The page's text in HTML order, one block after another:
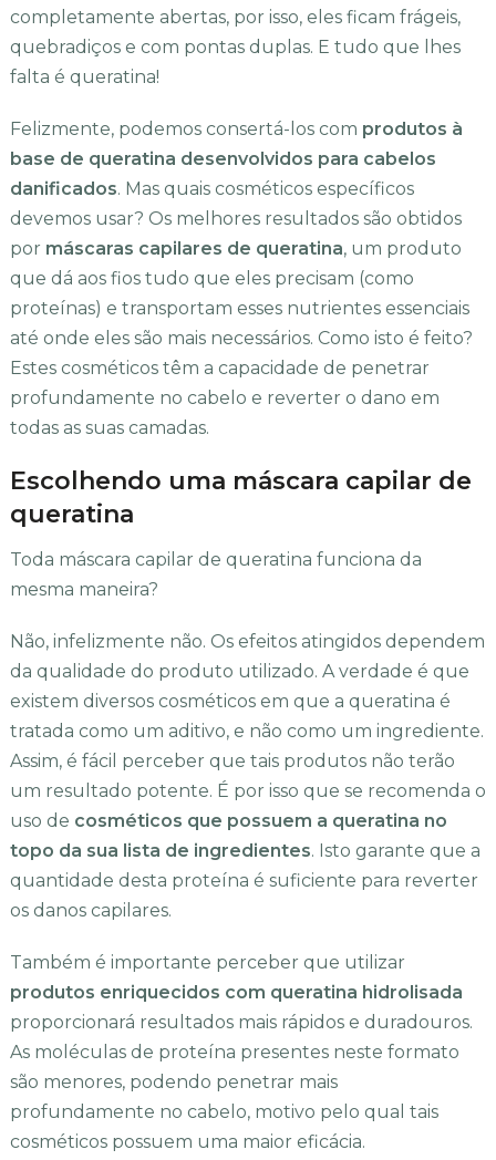
completamente abertas, por isso, eles ficam frágeis,
quebradiços e com pontas duplas. E tudo que lhes
falta é queratina!
Felizmente, podemos consertá-los com produtos à
base de queratina desenvolvidos para cabelos
danificados. Mas quais cosméticos específicos
devemos usar? Os melhores resultados são obtidos
por máscaras capilares de queratina, um produto
que dá aos fios tudo que eles precisam (como
proteínas) e transportam esses nutrientes essenciais
até onde eles são mais necessários. Como isto é feito?
Estes cosméticos têm a capacidade de penetrar
profundamente no cabelo e reverter o dano em
todas as suas camadas.
Escolhendo uma máscara capilar de
queratina
Toda máscara capilar de queratina funciona da
mesma maneira?
Não, infelizmente não. Os efeitos atingidos dependem
da qualidade do produto utilizado. A verdade é que
existem diversos cosméticos em que a queratina é
tratada como um aditivo, e não como um ingrediente.
Assim, é fácil perceber que tais produtos não terão
um resultado potente. É por isso que se recomenda o
uso de cosméticos que possuem a queratina no
topo da sua lista de ingredientes. Isto garante que a
quantidade desta proteína é suficiente para reverter
os danos capilares.
Também é importante perceber que utilizar
produtos enriquecidos com queratina hidrolisada
proporcionará resultados mais rápidos e duradouros.
As moléculas de proteína presentes neste formato
são menores, podendo penetrar mais
profundamente no cabelo, motivo pelo qual tais
cosméticos possuem uma maior eficácia.